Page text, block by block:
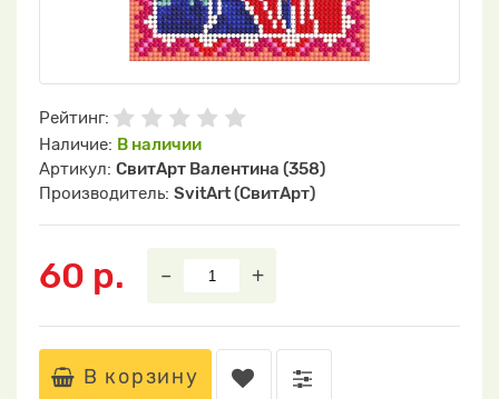
Рейтинг:
Наличие: В наличии
Артикул: СвитАрт Валентина (358)
Производитель: SvitArt (СвитАрт)
60 р. – +
В корзину